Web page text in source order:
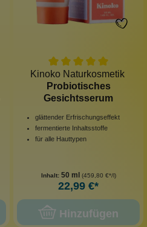
Kinoko Naturkosmetik
Probiotisches
Gesichtsserum
glättender Erfrischungseffekt
fermentierte Inhaltsstoffe
für alle Hauttypen
Inhalt: 50 ml (459,80 €*/l)
22,99 €*
Hinzufügen